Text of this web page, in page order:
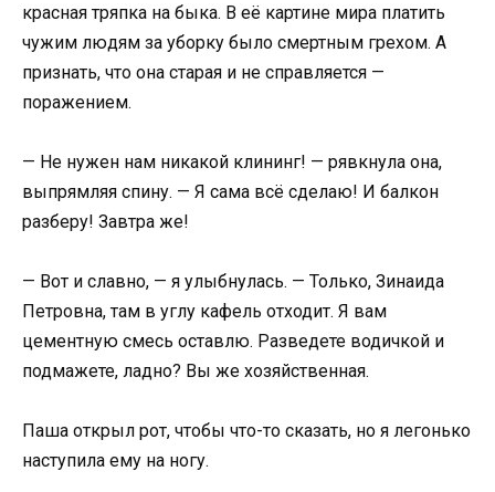
красная тряпка на быка. В её картине мира платить
чужим людям за уборку было смертным грехом. А
признать, что она старая и не справляется —
поражением.
— Не нужен нам никакой клининг! — рявкнула она,
выпрямляя спину. — Я сама всё сделаю! И балкон
разберу! Завтра же!
— Вот и славно, — я улыбнулась. — Только, Зинаида
Петровна, там в углу кафель отходит. Я вам
цементную смесь оставлю. Разведете водичкой и
подмажете, ладно? Вы же хозяйственная.
Паша открыл рот, чтобы что-то сказать, но я легонько
наступила ему на ногу.